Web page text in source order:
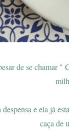
de se chamar
e ela já
caça de